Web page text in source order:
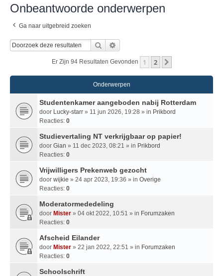
Onbeantwoorde onderwerpen
Ga naar uitgebreid zoeken
Zoek
Er Zijn 94 Resultaten Gevonden 1 2
Onderwerpen
Studentenkamer aangeboden nabij Rotterdam
door Lucky-starr » 11 jun 2026, 19:28 » in Prikbord
Reacties: 0
Studievertaling NT verkrijgbaar op papier!
door Gian » 11 dec 2023, 08:21 » in Prikbord
Reacties: 0
Vrijwilligers Prekenweb gezocht
door wijkie » 24 apr 2023, 19:36 » in Overige
Reacties: 0
Moderatormededeling
door Mister » 04 okt 2022, 10:51 » in Forumzaken
Reacties: 0
Afscheid Eilander
door Mister » 22 jan 2022, 22:51 » in Forumzaken
Reacties: 0
Schoolschrift